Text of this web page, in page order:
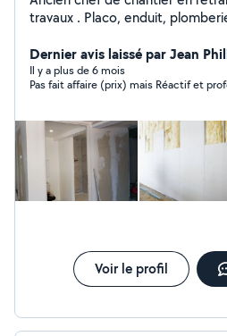
travaux . Placo, enduit,
carrelage, parquet, tout type de
de maçonnerie, pose tout type
éléments séparément, Etc. Ne
Dernier avis laissé par Jean
Il y a plus de 6 mois
Pas fait affaire (prix) mais Réactif et
Voir le profil